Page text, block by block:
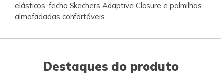
elásticos, fecho Skechers Adaptive Closure e palmilhas
almofadadas confortáveis.
Destaques do produto